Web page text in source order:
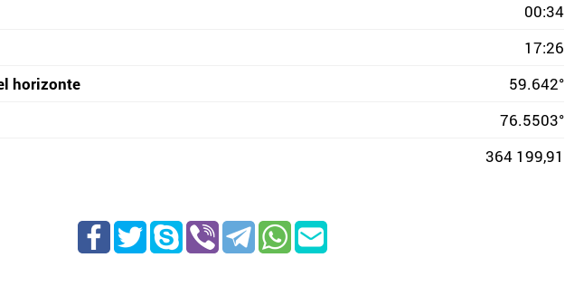
00:34
17:26
horizonte
59.642°
76.5503°
364 199,91